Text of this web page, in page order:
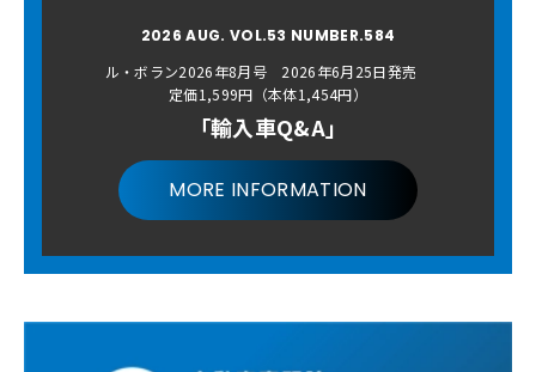
2026 AUG. VOL.53 NUMBER.584
ル・ボラン2026年8月号 2026年6月25日発売
定価1,599円（本体1,454円）
「輸入車Q&A」
MORE INFORMATION